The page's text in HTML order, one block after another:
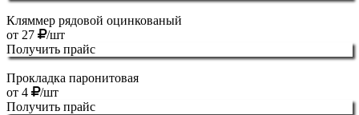
Кляммер рядовой оцинкованый
от 27
/шт
Получить прайс
Прокладка паронитовая
от 4
/шт
Получить прайс